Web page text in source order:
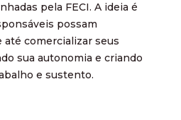
pela FECI. A ideia é
possam
comercializar seus
sua autonomia e criando
e sustento.